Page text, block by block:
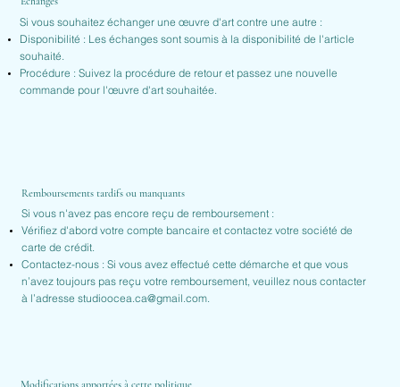
Si vous souhaitez échanger une œuvre d'art contre une autre :
Disponibilité : Les échanges sont soumis à la disponibilité de l'article
souhaité.
Procédure : Suivez la procédure de retour et passez une nouvelle
commande pour l'œuvre d'art souhaitée.
Remboursements tardifs ou manquants
Si vous n'avez pas encore reçu de remboursement :
Vérifiez d'abord votre compte bancaire et contactez votre société de
carte de crédit.
Contactez-nous : Si vous avez effectué cette démarche et que vous
n’avez toujours pas reçu votre remboursement, veuillez nous contacter
à l’adresse studioocea.ca@gmail.com.